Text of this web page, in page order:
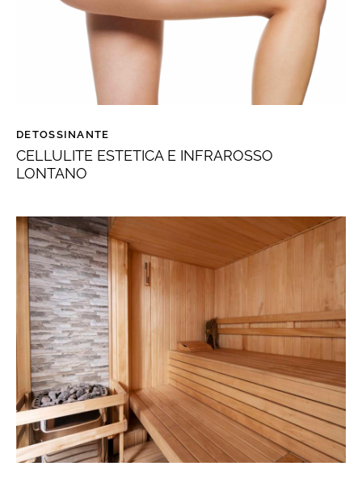
DETOSSINANTE
CELLULITE ESTETICA E INFRAROSSO
LONTANO